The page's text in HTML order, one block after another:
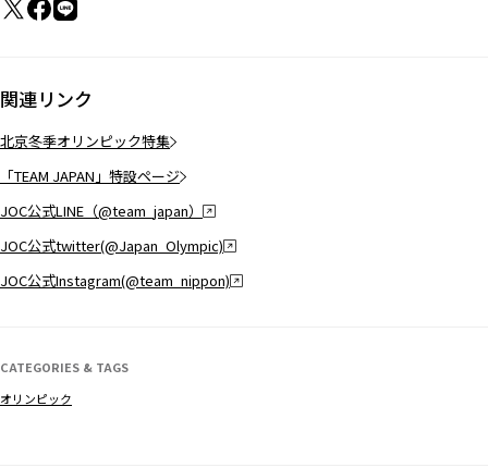
関連リンク
北京冬季オリンピック特集
「TEAM JAPAN」特設ページ
JOC公式LINE（@team_japan）
JOC公式twitter(@Japan_Olympic)
JOC公式Instagram(@team_nippon)
CATEGORIES & TAGS
オリンピック